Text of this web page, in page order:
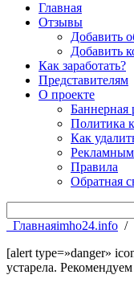
Главная
Отзывы
Добавить
Добавить
Как заработать?
Представителям
О проекте
Баннерная
Политика
Как
Рекламным
Правила
Обратная
Главнаяimho24.info /
[alert type=»danger»
устарела.